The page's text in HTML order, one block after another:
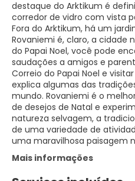
destaque do Arktikum é
corredor de vidro com vista
Fora do Arktikum, há um
Rovaniemi é, claro, a cidade
do Papai Noel, você pode
saudações a amigos e
Correio do Papai Noel e
explica algumas das
mundo. Rovaniemi é o
de desejos de Natal e
natureza selvagem, a
de uma variedade de
uma maravilhosa paisagem
Mais informações